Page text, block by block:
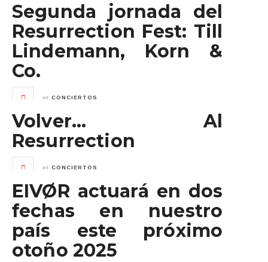
Segunda jornada del
Resurrection Fest: Till
Lindemann, Korn &
Co.
en CONCIERTOS
Volver… Al
Resurrection
en CONCIERTOS
EIVØR actuará en dos
fechas en nuestro
país este próximo
otoño 2025